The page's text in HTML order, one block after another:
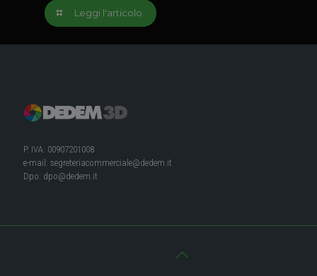
Leggi l'articolo
P. IVA: 00907201008
e-mail: segreteriacommerciale@dedem.it
Dpo: dpo@dedem.it